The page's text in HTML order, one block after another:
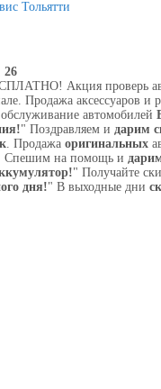
Тольятти
26
Акция проверь
Продажа аксессуаров и
автомобилей
" Поздравляем и дарим
. Продажа оригинальных
Спешим на помощь и
" Получайте
дня!" В выходные дни